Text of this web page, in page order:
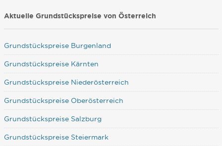
Aktuelle Grundstückspreise von Österreich
Grundstückspreise Burgenland
Grundstückspreise Kärnten
Grundstückspreise Niederösterreich
Grundstückspreise Oberösterreich
Grundstückspreise Salzburg
Grundstückspreise Steiermark